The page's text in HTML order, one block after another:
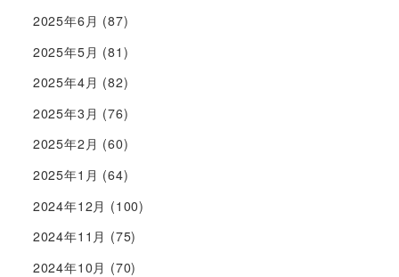
2025年6月 (87)
2025年5月 (81)
2025年4月 (82)
2025年3月 (76)
2025年2月 (60)
2025年1月 (64)
2024年12月 (100)
2024年11月 (75)
2024年10月 (70)